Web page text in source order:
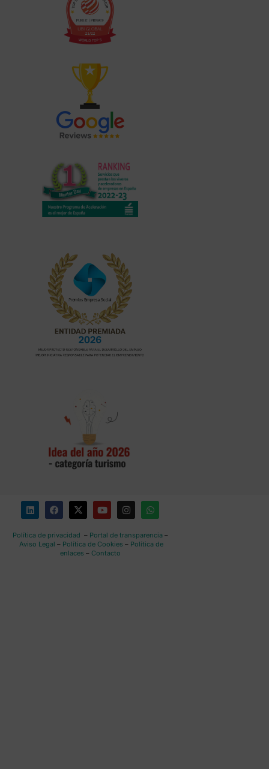
Política de privacidad – Portal de transparencia–
Aviso Legal – Política de Cookies – Política de
enlaces – Contacto